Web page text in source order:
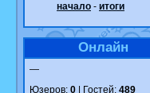
начало - итоги
Онлайн
—
Юзеров: 0 | Гостей: 489